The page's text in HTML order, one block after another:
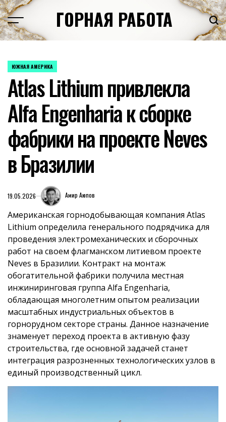
Перейти
к
содержимому
ГОРНАЯ РАБОТА
ОПУБЛИКОВАНО
ЮЖНАЯ АМЕРИКА
Atlas Lithium привлекла
Alfa Engenharia к сборке
фабрики на проекте Neves
в Бразилии
19.05.2026 Амир Аюпов
Американская горнодобывающая компания Atlas
Lithium определила генерального подрядчика для
проведения электромеханических и сборочных
работ на своем флагманском литиевом проекте
Neves в Бразилии. Контракт на монтаж
обогатительной фабрики получила местная
инжиниринговая группа Alfa Engenharia,
обладающая многолетним опытом реализации
масштабных индустриальных объектов в
горнорудном секторе страны. Данное назначение
знаменует переход проекта в активную фазу
строительства, где основной задачей станет
интеграция разрозненных технологических узлов в
единый производственный цикл.